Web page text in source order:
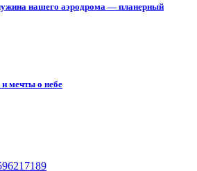
нашего аэродрома — планерный
мечты о небе